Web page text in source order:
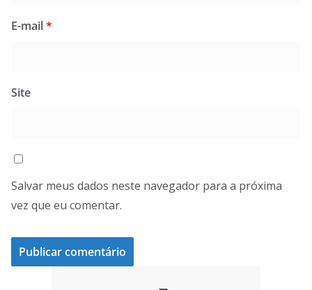
E-mail*
Site
Salvar meus dados neste navegador para a próxima
vez que eu comentar.